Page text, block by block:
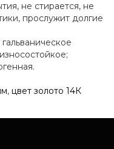
не стирается, не
прослужит долгие
, цвет золото 14К